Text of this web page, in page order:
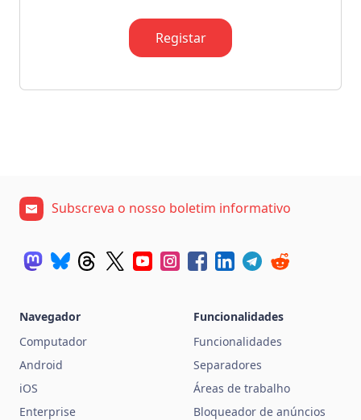
Registar
Subscreva o nosso boletim informativo
Navegador
Computador
Android
iOS
Enterprise
Funcionalidades
Funcionalidades
Separadores
Áreas de trabalho
Bloqueador de anúncios